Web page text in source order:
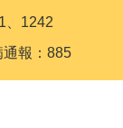
、1242
通報：885